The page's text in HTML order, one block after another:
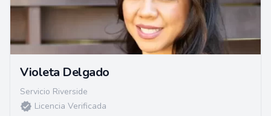
Violeta Delgado
Servicio Riverside
Licencia Verificada